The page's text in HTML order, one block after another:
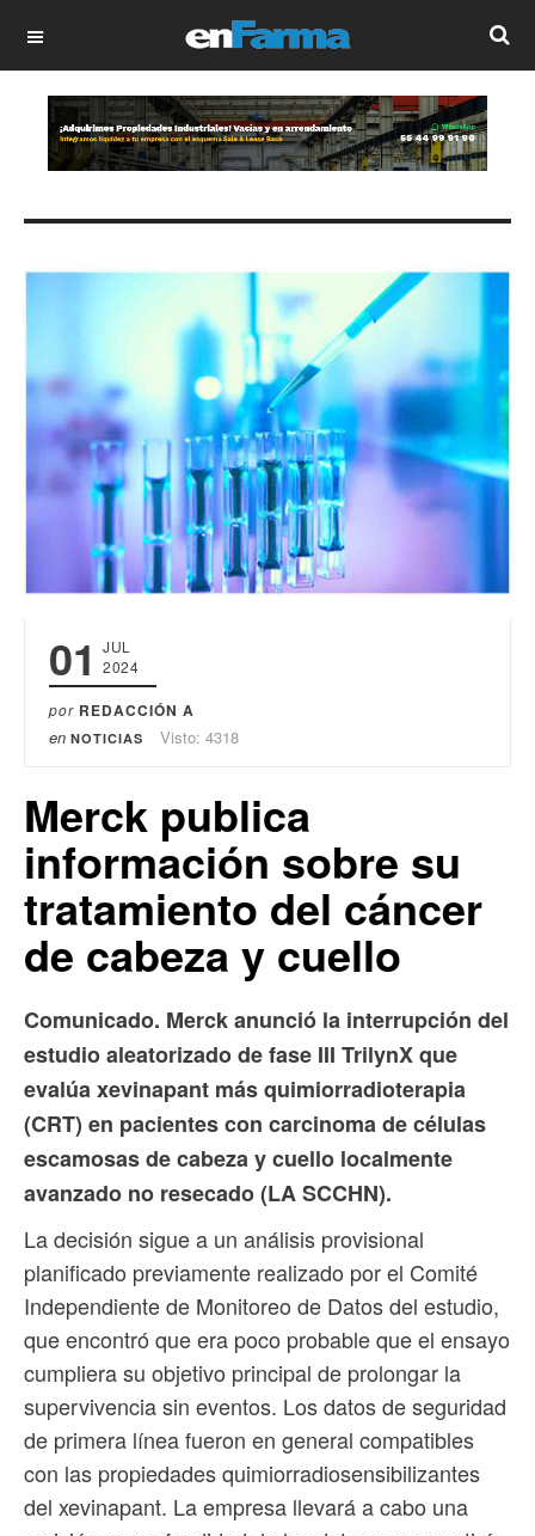
OFF CANVAS
01
JUL
2024
por REDACCIÓN A
en NOTICIAS Visto: 4318
Merck publica
información sobre su
tratamiento del cáncer
de cabeza y cuello
Comunicado. Merck anunció la interrupción del
estudio aleatorizado de fase III TrilynX que
evalúa xevinapant más quimiorradioterapia
(CRT) en pacientes con carcinoma de células
escamosas de cabeza y cuello localmente
avanzado no resecado (LA SCCHN).
La decisión sigue a un análisis provisional
planificado previamente realizado por el Comité
Independiente de Monitoreo de Datos del estudio,
que encontró que era poco probable que el ensayo
cumpliera su objetivo principal de prolongar la
supervivencia sin eventos. Los datos de seguridad
de primera línea fueron en general compatibles
con las propiedades quimiorradiosensibilizantes
del xevinapant. La empresa llevará a cabo una